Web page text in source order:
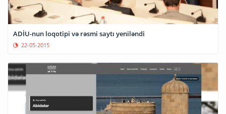
ADİU-nun loqotipi və rəsmi saytı yeniləndi
22-05-2015